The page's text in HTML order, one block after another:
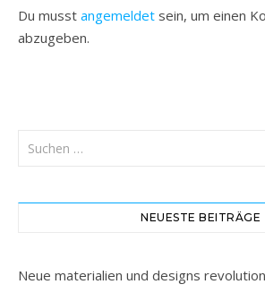
Du musst angemeldet sein, um einen
abzugeben.
NEUESTE BEITRÄGE
Neue materialien und designs